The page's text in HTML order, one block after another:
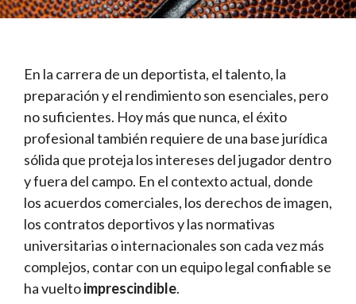
En la carrera de un deportista, el talento, la
preparación y el rendimiento son esenciales, pero
no suficientes. Hoy más que nunca, el éxito
profesional también requiere de una base jurídica
sólida que proteja los intereses del jugador dentro
y fuera del campo. En el contexto actual, donde
los acuerdos comerciales, los derechos de imagen,
los contratos deportivos y las normativas
universitarias o internacionales son cada vez más
complejos, contar con un equipo legal confiable se
ha vueltoimprescindible.